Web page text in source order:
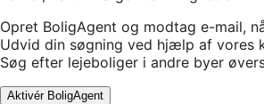
Opret BoligAgent og modtag e-mail,
Udvid din søgning ved hjælp af vores
Søg efter lejeboliger i andre byer
Aktivér BoligAgent